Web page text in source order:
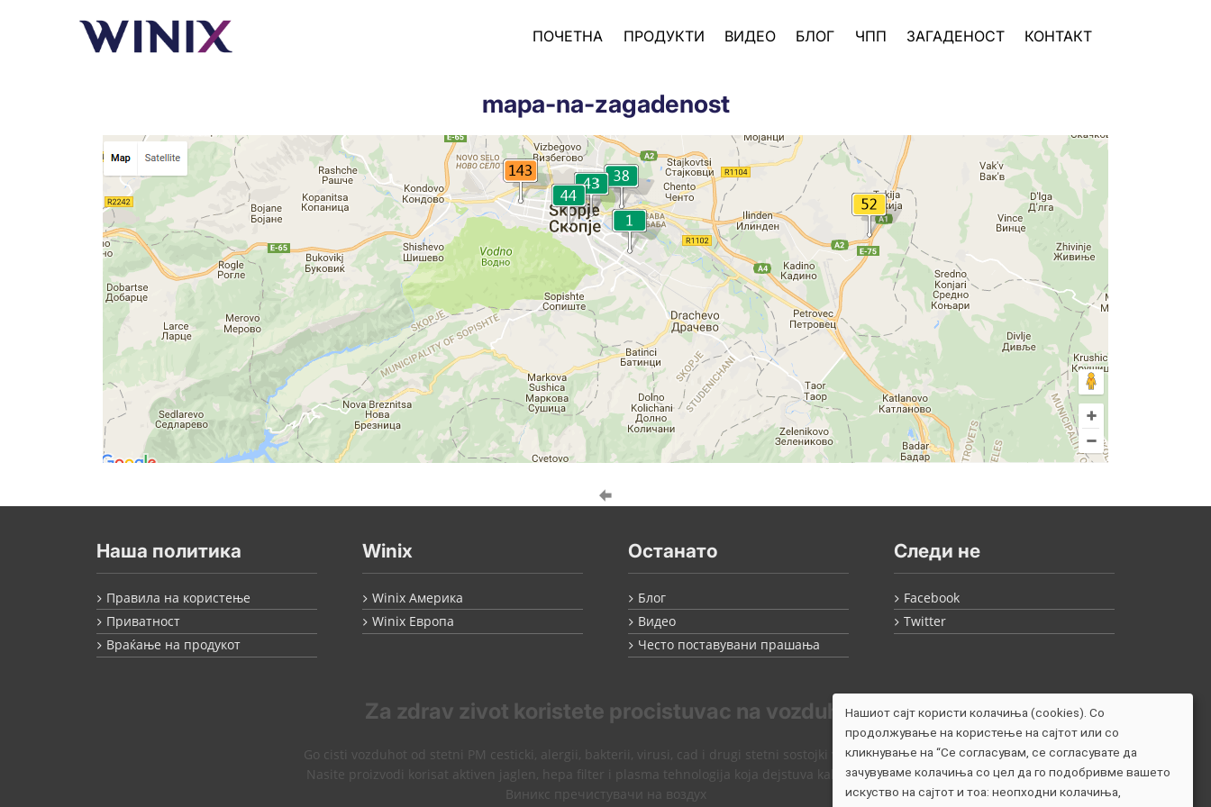
ПОЧЕТНА ПРОДУКТИ ВИДЕО БЛОГ ЧПП ЗАГАДЕНОСТ КОНТАКТ
mapa-na-zagadenost
Наша политика
Правила на користење
Приватност
Враќање на продукот
Winix
Winix Америка
Winix Европа
Останато
Блог
Видео
Често поставувани прашања
Следи не
Facebook
Twitter
Za zdrav zivot koristete procistuvac na vozduh.
Go cisti vozduhot od stetni PM cesticki, alergii, bakterii, virusi, cad i drugi stetni sostojki vo vozduhot.
Nasite proizvodi korisat aktiven jaglen, hepa filter i plasma tehnologija koja dejstuva kako jonizator.
Виникс пречистувачи на воздух
Нашиот сајт користи колачиња (cookies). Со
продолжување на користење на сајтот или со
кликнување на “Се согласувам, се согласувате да
зачувуваме колачиња со цел да го подобривме вашето
искуство на сајтот и тоа: неопходни колачиња,